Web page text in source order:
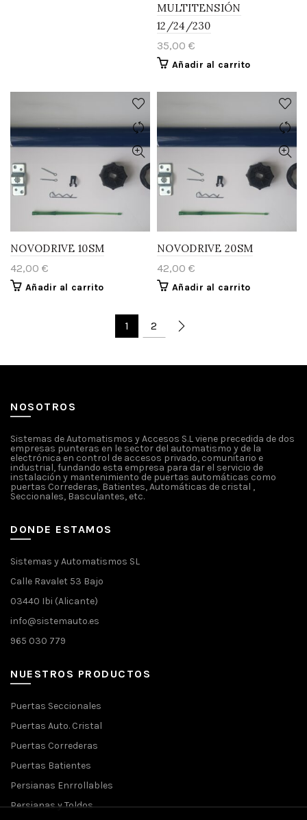
MULTITENSIÓN
12/24/230
35,00 €
Añadir al carrito
NOVODRIVE 10SM
42,00 €
Añadir al carrito
NOVODRIVE 20SM
42,00 €
Añadir al carrito
1 2
NOSOTROS
Sistemas de Automatismos y Accesos S.L viene precedida de dos
empresas punteras en le sector del automatismo y de la
electrónica en control de accesos privado, comunitario e
industrial, fundando esta empresa para dar el servicio de
instalación y mantenimiento de puertas automáticas como
puertas Correderas, Batientes, Automáticas de cristal ,
Seccionales, Basculantes, etc.
DONDE ESTAMOS
Sistemas y Automatismos SL
Calle Ravalet 53 Bajo
03440 Ibi (Alicante)
info@sistemauto.es
965 030 779
NUESTROS PRODUCTOS
Puertas Seccionales
Puertas Auto. Cristal
Puertas Correderas
Puertas Batientes
Persianas Enrrollables
Persianas y Toldos